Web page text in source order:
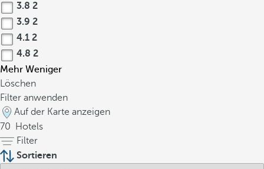
3.8 2
3.9 2
4.1 2
4.8 2
Mehr Weniger
Löschen
Filter anwenden
Auf der Karte anzeigen
70
Hotels
Filter
Sortieren